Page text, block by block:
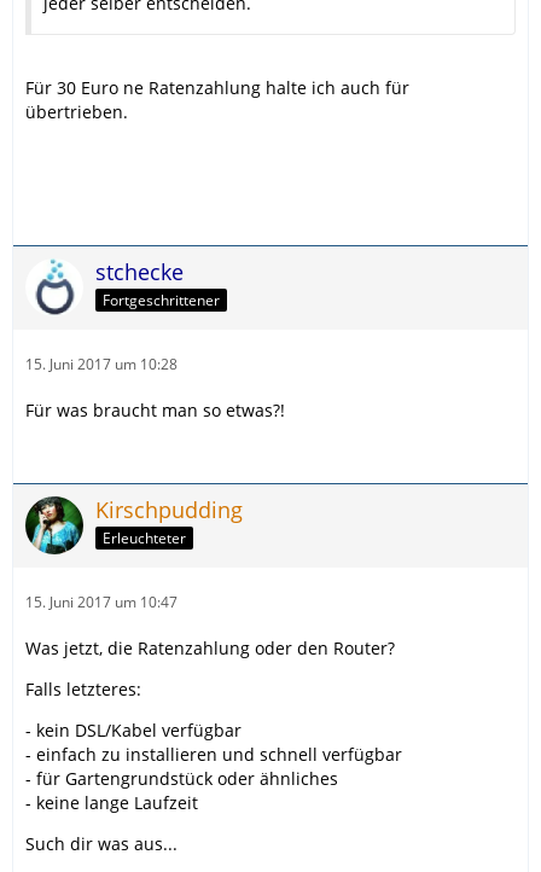
Für 30 Euro ne Ratenzahlung halte ich auch für
übertrieben.
stchecke
Fortgeschrittener
15. Juni 2017 um 10:28
Für was braucht man so etwas?!
Kirschpudding
Erleuchteter
15. Juni 2017 um 10:47
Was jetzt, die Ratenzahlung oder den Router?
Falls letzteres:
- kein DSL/Kabel verfügbar
- einfach zu installieren und schnell verfügbar
- für Gartengrundstück oder ähnliches
- keine lange Laufzeit
Such dir was aus...